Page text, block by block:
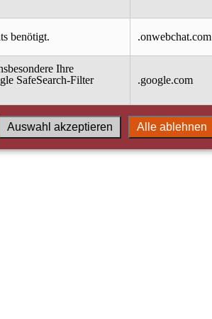
benötigt. .onwebchat.com
Ihre
SafeSearch-Filter
.google.com
Alle ablehnen
Auswahl akzeptieren